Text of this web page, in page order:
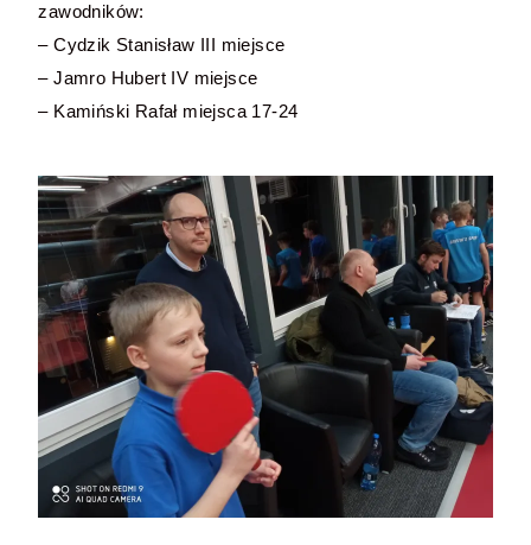
zawodników:
– Cydzik Stanisław III miejsce
– Jamro Hubert IV miejsce
– Kamiński Rafał miejsca 17-24